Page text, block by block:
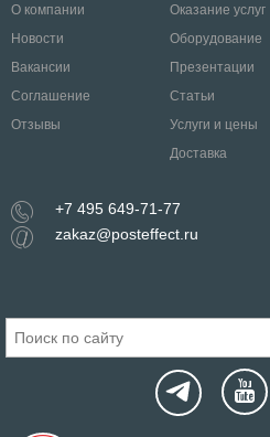
О компании
Новости
Вакансии
Соглашение
Отзывы
Оказание услуг
Оборудование
Презентации
Статьи
Услуги и цены
Доставка
+7 495 649-71-77
zakaz@posteffect.ru